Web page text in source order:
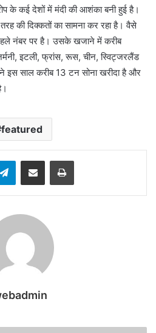
के कई देशों में मंदी की आशंका बनी हुई है।
की दिक्कतों का सामना कर रहा है। वैसे
नंबर पर है। उसके खजाने में करीब
इटली, फ्रांस, रूस, चीन, स्विट्जरलैंड
साल करीब 13 टन सोना खरीदा है और
featured
TelegramShare via Email Print